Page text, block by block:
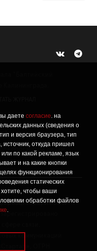
даете согласие. на
данных (сведения о
и версия браузера, тип
источник, откуда пришел
или по какой рекламе, язык
и на какие кнопки
функционирования
статических
чтобы ваши
обработки файлов
.
просмотра лицам
запись о
серия Эл №